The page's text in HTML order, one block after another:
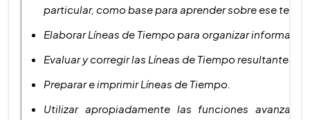
particular, como base para aprender sobre ese tema.
Elaborar Líneas de Tiempo para organizar
Evaluar y corregir las Líneas de Tiempo resultantes.
Preparar e imprimir Líneas de Tiempo.
Utilizar apropiadamente las funciones